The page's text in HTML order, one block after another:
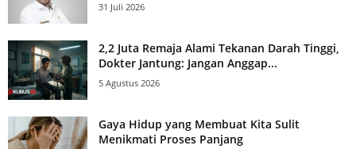
31 Juli 2026
2,2 Juta Remaja Alami Tekanan Darah Tinggi,
Dokter Jantung: Jangan Anggap...
5 Agustus 2026
Gaya Hidup yang Membuat Kita Sulit
Menikmati Proses Panjang